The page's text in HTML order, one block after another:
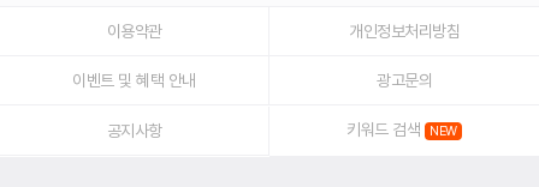
이용약관 개인정보처리방침
이벤트 및 혜택 안내 광고문의
공지사항 키워드 검색